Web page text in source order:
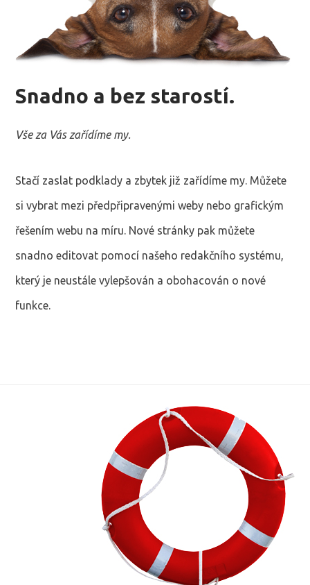
Snadno a bez starostí.
Vše za Vás zařídíme my.
Stačí zaslat podklady a zbytek již zařídíme my. Můžete
si vybrat mezi předpřipravenými weby nebo grafickým
řešením webu na míru. Nové stránky pak můžete
snadno editovat pomocí našeho redakčního systému,
který je neustále vylepšován a obohacován o nové
funkce.